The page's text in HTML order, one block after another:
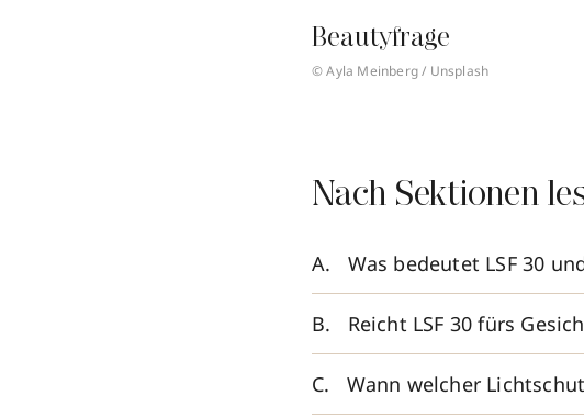
Beautyfrage
© Ayla Meinberg / Unsplash
Nach Sektionen
Was bedeutet LSF 30
Reicht LSF 30 fürs
Wann welcher